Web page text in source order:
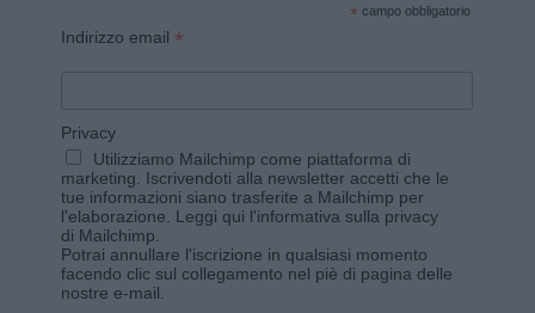
* campo obbligatorio
Indirizzo email *
Privacy
Utilizziamo Mailchimp come piattaforma di
marketing. Iscrivendoti alla newsletter accetti che le
tue informazioni siano trasferite a Mailchimp per
l'elaborazione. Leggi qui l'informativa sulla privacy
di Mailchimp
Potrai annullare l'iscrizione in qualsiasi momento
facendo clic sul collegamento nel piè di pagina delle
nostre e-mail.